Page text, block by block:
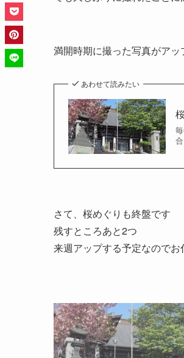
満開時期に撮った写真がア
あわせて読みたい
さて、桜めぐりも終盤です
残すところあと2つ
来週アップする予定なのでお